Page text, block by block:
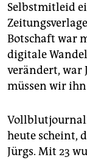
Selbstmitleid
Botschaft war
digitale
verändert, war
müssen wir
heute scheint,
Jürgs. Mit 23